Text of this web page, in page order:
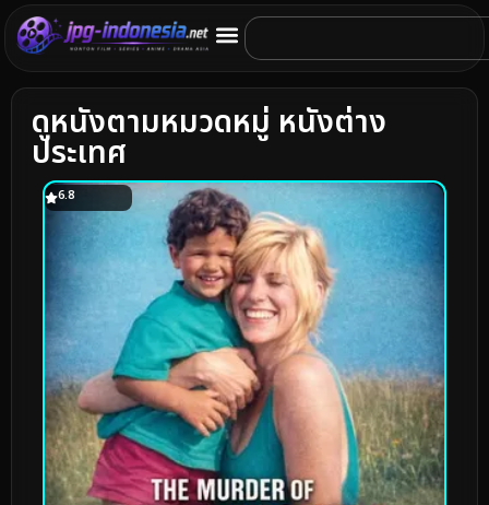
ดูหนังตามหมวดหมู่ หนังต่าง
ประเทศ
6.8